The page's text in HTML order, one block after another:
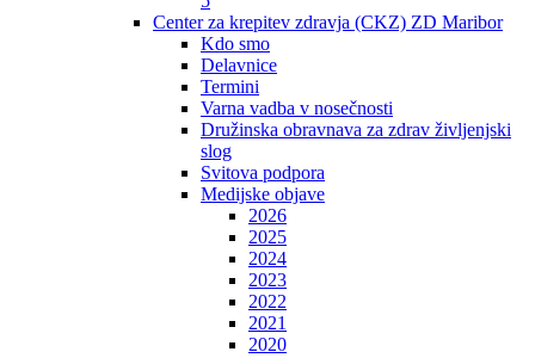
Center za krepitev zdravja (CKZ) ZD Maribor
Kdo smo
Delavnice
Termini
Varna vadba v nosečnosti
Družinska obravnava za zdrav življenjski
slog
Svitova podpora
Medijske objave
2026
2025
2024
2023
2022
2021
2020